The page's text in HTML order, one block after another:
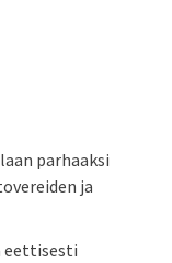
parhaaksi
ja
eettisesti